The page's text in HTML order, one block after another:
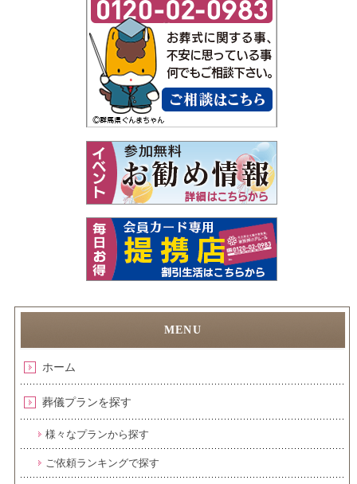
ホーム
葬儀プランを探す
様々なプランから探す
ご依頼ランキングで探す